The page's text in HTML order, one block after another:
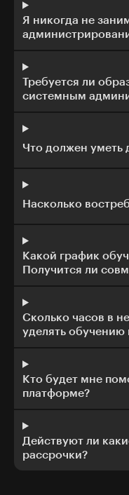
Я никогда не
Требуется ли
системным
Что должен уметь
Насколько
Какой график
Получится ли
Сколько часов в
уделять обучению
Кто будет мне
платформе?
Действуют ли
рассрочки?